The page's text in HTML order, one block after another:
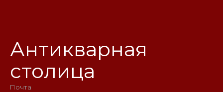
Антикварная
столица
Почта